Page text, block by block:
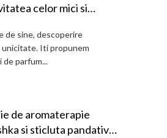
celor mici si
de sine, descoperire
unicitate. Iti propunem
parfum...
de aromaterapie
si sticluta pandativ